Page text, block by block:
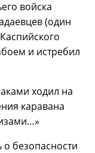
войска
(один
и истребил
ходил на
каравана
о безопасности